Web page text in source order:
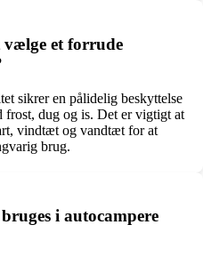
et forrude
sikrer en pålidelig beskyttelse
frost, dug og is. Det er vigtigt at
vindtæt og vandtæt for at
brug.
i autocampere